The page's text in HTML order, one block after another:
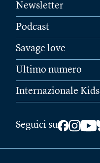
Newsletter
Podcast
Savage love
Ultimo numero
Internazionale Kids
Seguici su